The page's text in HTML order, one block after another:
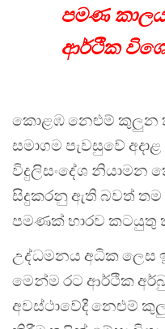
පමණ
ආර්ථික
කොළඹ නෙළුම් කුලුන
සමාගම පැවසුවේ
විදුලිසංදේශ නියාමන
සිදුකරනු ඇති බවත්
පමණක් භාරව කටයුතු
උද්ධමනය අධික ලෙස
මෙන්ම රට ආර්ථික
අවස්ථාවේදී නෙළුම්